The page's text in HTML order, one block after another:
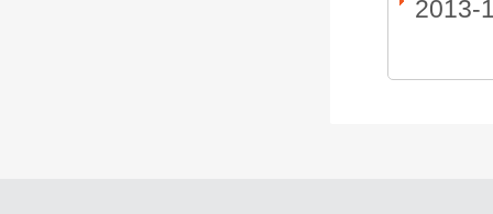
2013-